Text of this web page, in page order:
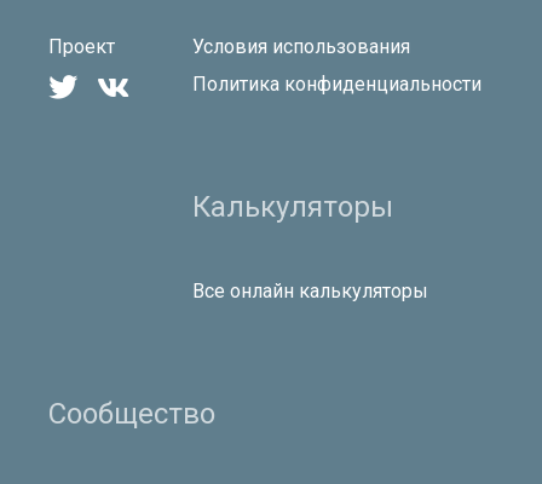
Проект
 
Условия использования
Политика конфиденциальности
Калькуляторы
Все онлайн калькуляторы
Сообщество